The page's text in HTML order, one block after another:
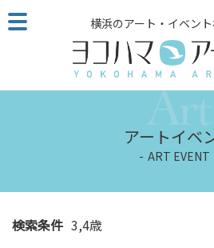
こ
の
ジ
む
横浜のアート・イベン
アートイベ
ART EVENT
検索条件 3,4歳